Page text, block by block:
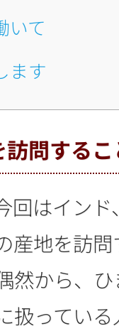
いて
ます
問する
回はイン
産地を訪
然から、
扱ってい